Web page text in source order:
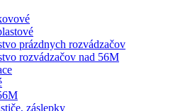
prázdnych rozvádzačov
rozvádzačov nad 56M
záslepky